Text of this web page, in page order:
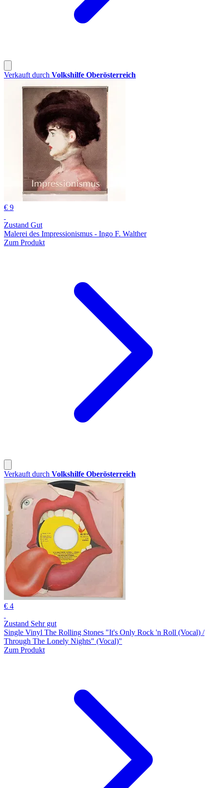
Verkauft durch Volkshilfe Oberösterreich
€ 9
Zustand Gut
Malerei des Impressionismus - Ingo F. Walther
Zum Produkt
Verkauft durch Volkshilfe Oberösterreich
€ 4
Zustand Sehr gut
Single Vinyl The Rolling Stones "It's Only Rock 'n Roll (Vocal) /
Through The Lonely Nights" (Vocal)"
Zum Produkt